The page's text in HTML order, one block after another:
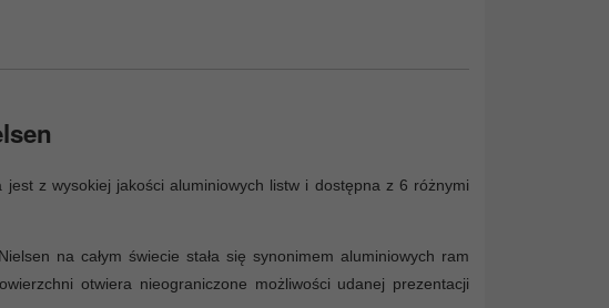
z wysokiej jakości aluminiowych listw i dostępna z 6 różnymi
na całym świecie stała się synonimem aluminiowych ram
otwiera nieograniczone możliwości udanej prezentacji